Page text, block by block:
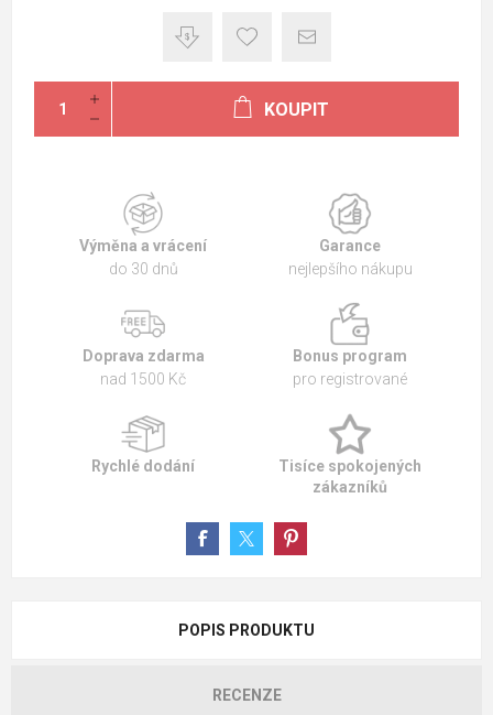
KOUPIT
Výměna a vrácení
do 30 dnů
Garance
nejlepšího nákupu
Doprava zdarma
nad 1500 Kč
Bonus program
pro registrované
Rychlé dodání
Tisíce spokojených
zákazníků
POPIS PRODUKTU
RECENZE